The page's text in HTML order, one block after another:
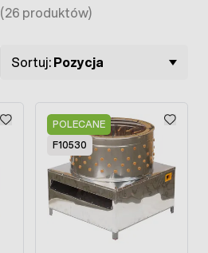
(26 produktów)
Sortuj:Pozycja
POLECANE
F10530